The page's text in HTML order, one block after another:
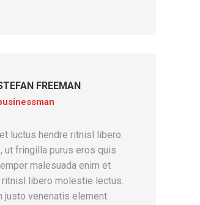
FREEMAN
luctus hendre ritnisl libero
ut fringilla purus eros quis
malesuada enim et
ritnisl libero molestie lectus.
justo venenatis element